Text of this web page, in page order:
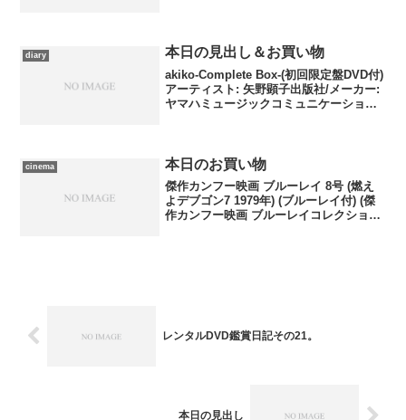
の版権イラ...
diary 本日の見出し＆お買い物
akiko-Complete Box-(初回限定盤DVD付)
アーティスト: 矢野顕子出版社/メーカー:
ヤマハミュージックコミュニケーション
cinema 本日のお買い物
傑作カンフー映画 ブルーレイ 8号 (燃え
よデブゴン7 1979年) (ブルーレイ付) (傑
作カンフー映画 ブルーレイコレクション)
レンタルDVD鑑賞日記その21。
本日の見出し